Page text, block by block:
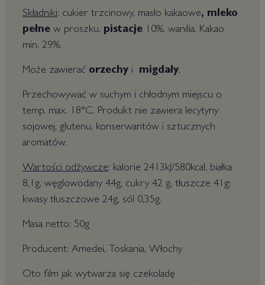
Składniki: cukier trzcinowy, masło kakaowe, mleko
pełne w proszku, pistacje 10%, wanilia. Kakao
min. 29%.
Może zawierać orzechy i migdały.
Przechowywać w suchym i chłodnym miejscu o
temp. max. 18°C. Produkt nie zawiera lecytyny
sojowej, glutenu, konserwantów i sztucznych
aromatów.
Wartości odżywcze: kalorie 2413kJ/580kcal, białka
8,1g, węglowodany 44g, cukry 42 g, tłuszcze 41g:
kwasy tłuszczowe 24g, sól 0,35g.
Masa netto: 50g
Producent: Amedei, Toskania, Włochy
Oto film jak wytwarza się czekoladę